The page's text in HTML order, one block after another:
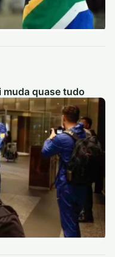
muda quase tudo